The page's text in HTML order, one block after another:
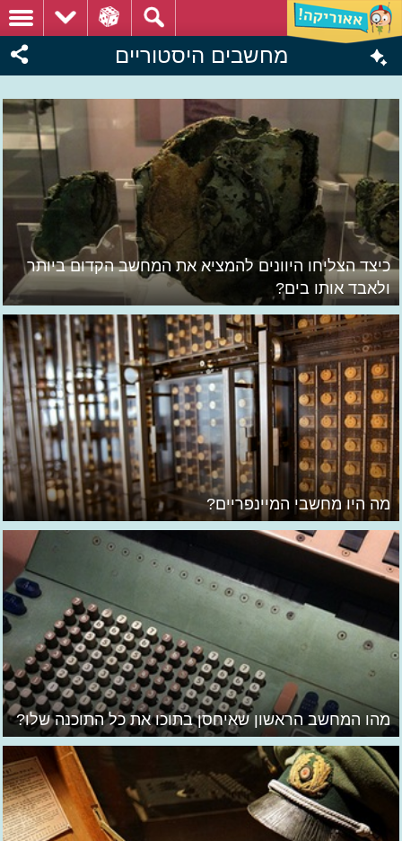
מחשבים היסטוריים
כיצד הצליחו היוונים להמציא את המחשב הקדום ביותר
ולאבד אותו בים?
מה היו מחשבי המיינפריים?
מהו המחשב הראשון שאיחסן בתוכו את כל התוכנה שלו?